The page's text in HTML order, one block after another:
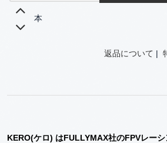
本
返品について |
KERO(ケロ) はFULLYMAX社のFPVレー